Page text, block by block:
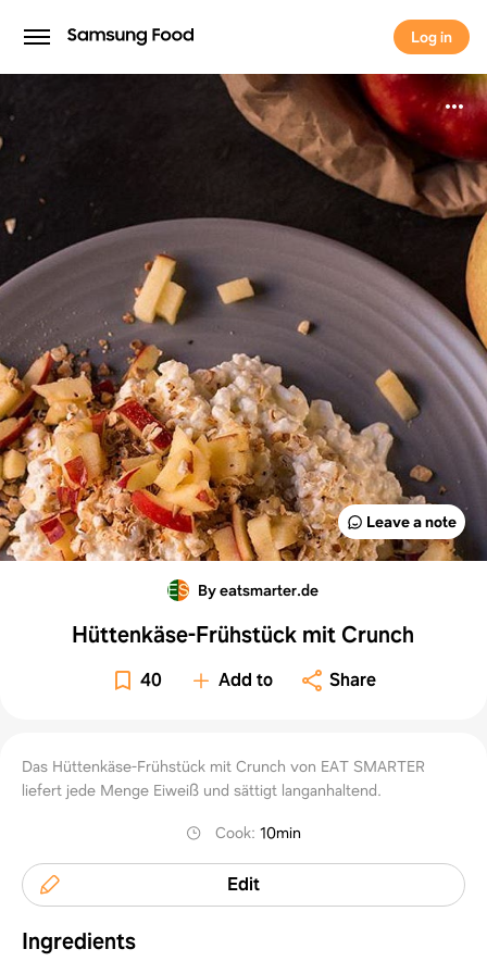
Log in
Log in
Leave a note
By eatsmarter.de
Hüttenkäse-Frühstück mit Crunch
40 Add to Share
Das Hüttenkäse-Frühstück mit Crunch von EAT SMARTER
liefert jede Menge Eiweiß und sättigt langanhaltend.
Cook:10min
Edit
Ingredients